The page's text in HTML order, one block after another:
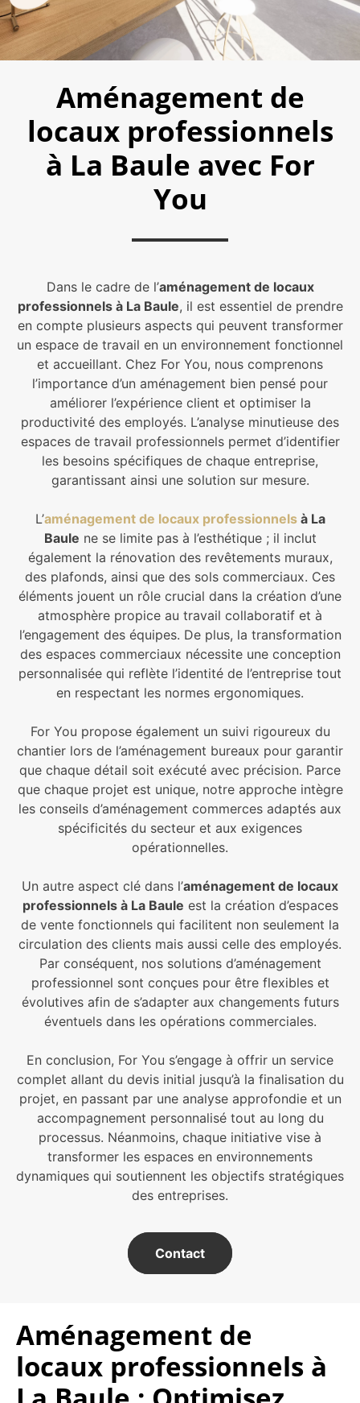
Aménagement de
locaux professionnels
à La Baule avec For
You
Dans le cadre de l’aménagement de locaux
professionnels à La Baule, il est essentiel de prendre
en compte plusieurs aspects qui peuvent transformer
un espace de travail en un environnement fonctionnel
et accueillant. Chez For You, nous comprenons
l’importance d’un aménagement bien pensé pour
améliorer l’expérience client et optimiser la
productivité des employés. L’analyse minutieuse des
espaces de travail professionnels permet d’identifier
les besoins spécifiques de chaque entreprise,
garantissant ainsi une solution sur mesure.
L’aménagement de locaux professionnelsà La
Baule ne se limite pas à l’esthétique ; il inclut
également la rénovation des revêtements muraux,
des plafonds, ainsi que des sols commerciaux. Ces
éléments jouent un rôle crucial dans la création d’une
atmosphère propice au travail collaboratif et à
l’engagement des équipes. De plus, la transformation
des espaces commerciaux nécessite une conception
personnalisée qui reflète l’identité de l’entreprise tout
en respectant les normes ergonomiques.
For You propose également un suivi rigoureux du
chantier lors de l’aménagement bureaux pour garantir
que chaque détail soit exécuté avec précision. Parce
que chaque projet est unique, notre approche intègre
les conseils d’aménagement commerces adaptés aux
spécificités du secteur et aux exigences
opérationnelles.
Un autre aspect clé dans l’aménagement de locaux
professionnels à La Baule est la création d’espaces
de vente fonctionnels qui facilitent non seulement la
circulation des clients mais aussi celle des employés.
Par conséquent, nos solutions d’aménagement
professionnel sont conçues pour être flexibles et
évolutives afin de s’adapter aux changements futurs
éventuels dans les opérations commerciales.
En conclusion, For You s’engage à offrir un service
complet allant du devis initial jusqu’à la finalisation du
projet, en passant par une analyse approfondie et un
accompagnement personnalisé tout au long du
processus. Néanmoins, chaque initiative vise à
transformer les espaces en environnements
dynamiques qui soutiennent les objectifs stratégiques
des entreprises.
Contact
Aménagement de
locaux professionnels à